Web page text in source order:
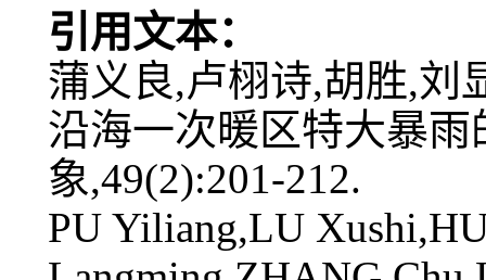
引用文本：
蒲义良,卢栩诗,胡胜,刘
沿海一次暖区特大暴
象,49(2):201-212.
PU Yiliang,LU